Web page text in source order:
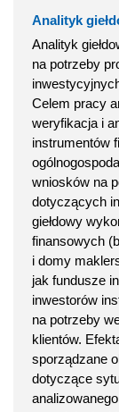
Analityk
Analityk
na potrzeby
Celem pracy
weryfikacja i
instrumentów
wniosków na
dotyczących
giełdowy
finansowych
i domy
jak fundusze
inwestorów
na potrzeby
klientów.
sporządzane
dotyczące